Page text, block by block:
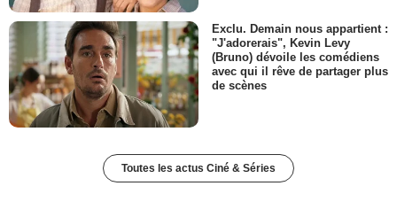
Exclu. Demain nous appartient :
"J'adorerais", Kevin Levy
(Bruno) dévoile les comédiens
avec qui il rêve de partager plus
de scènes
Toutes les actus Ciné & Séries